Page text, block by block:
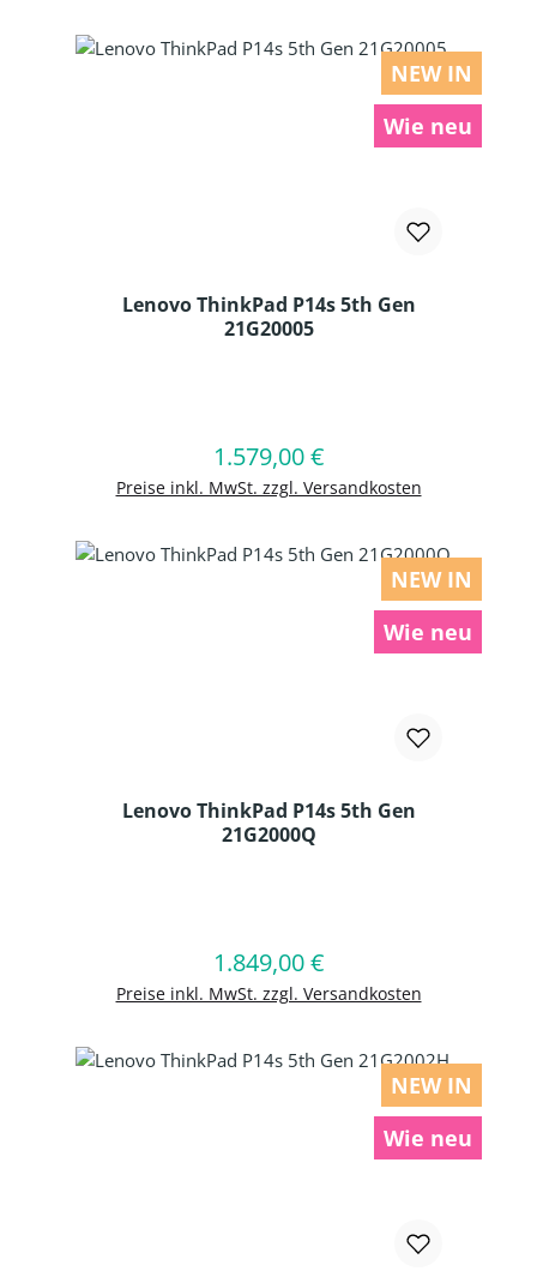
NEW IN
Wie neu
Lenovo ThinkPad P14s 5th Gen
21G20005
Regulärer Preis:
1.579,00 €
Preise inkl. MwSt. zzgl. Versandkosten
In den Warenkorb
NEW IN
Wie neu
Lenovo ThinkPad P14s 5th Gen
21G2000Q
Regulärer Preis:
1.849,00 €
Preise inkl. MwSt. zzgl. Versandkosten
In den Warenkorb
NEW IN
Wie neu